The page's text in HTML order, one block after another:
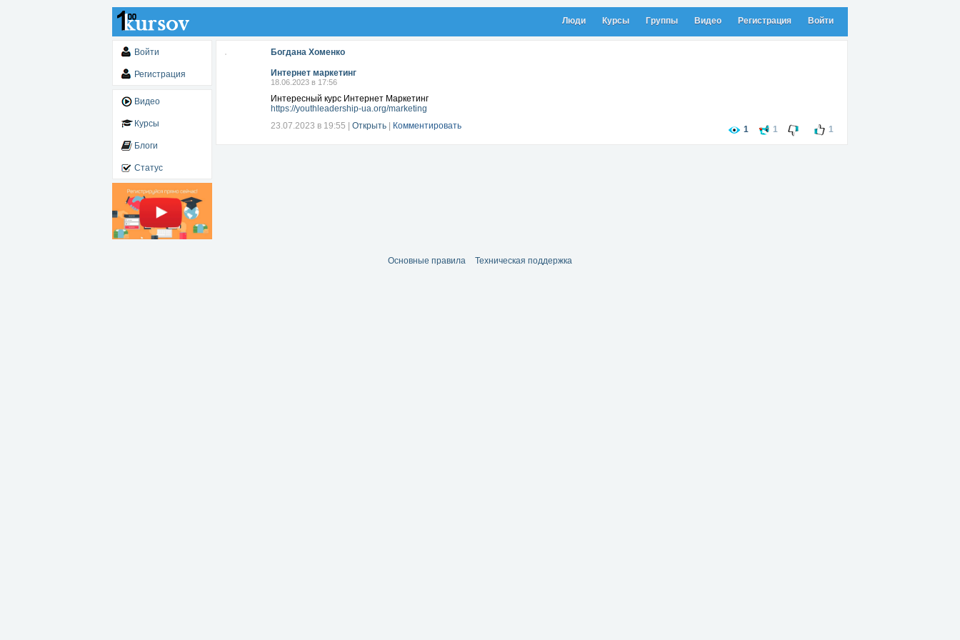
Люди Курсы Группы Видео Регистрация Войти
Войти
Регистрация
Видео
Курсы
Блоги
Статус
Богдана Хоменко
Интернет маркетинг
18.06.2023 в 17:56
Интересный курс Интернет Маркетинг
https://youthleadership-ua.org/marketing
23.07.2023 в 19:55
Открыть Комментировать 1 1 1
Основные правила Техническая поддержка